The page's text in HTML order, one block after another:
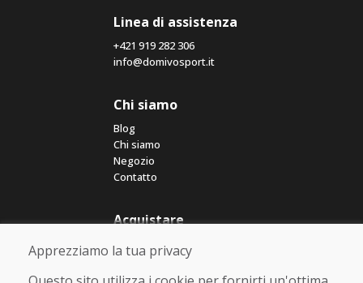
Linea di assistenza
+421 919 282 306
info@domivosport.it
Chi siamo
Blog
Chi siamo
Negozio
Contatto
Acquistare
Negozio online
Termini e condizioni commerciali
Spedizione e pagamento
Apprezziamo la tua privacy